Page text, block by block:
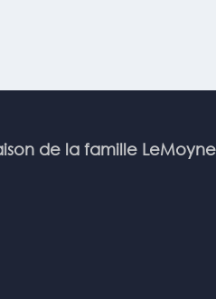
de la famille LeMoyne